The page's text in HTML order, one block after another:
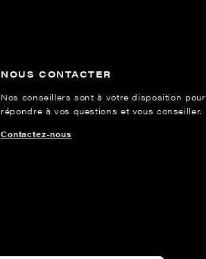
NOUS CONTACTER
Nos conseillers sont à votre disposition pour
répondre à vos questions et vous conseiller.
Contactez-nous